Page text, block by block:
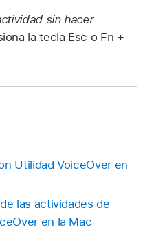
sin hacer
la tecla Esc o Fn +
Utilidad VoiceOver en
las actividades de
en la Mac